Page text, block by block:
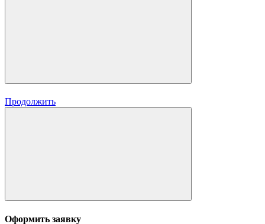
Продолжить
Оформить заявку